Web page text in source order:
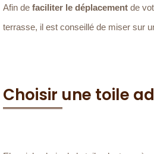
Afin de faciliter le déplacement de
terrasse, il est conseillé de miser sur
Choisir une toile